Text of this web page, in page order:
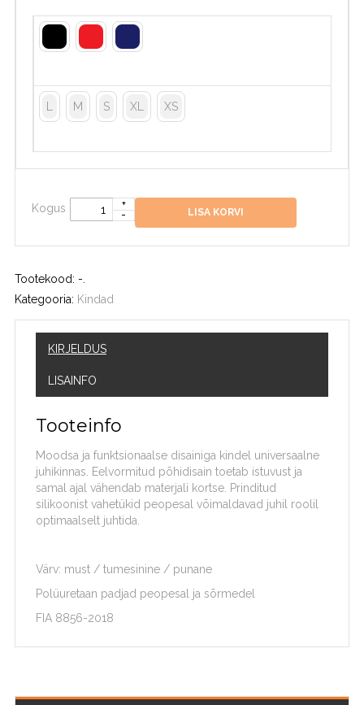
M S XL XS
Kogus LISA KORVI
Tootekood: -
Kategooria: Kindad
KIRJELDUS
LISAINFO
Tooteinfo
Moodsa ja funktsionaalse disainiga kindel universaalne
juhikinnas. Eelvormitud põhidisain toetab istuvust ja
samal ajal vähendab materjali kortse. Prinditud
silikoonist vahetükid peopesal võimaldavad juhil roolil
optimaalselt juhtida.
Värv: must / tumesinine / punane
Polüuretaan padjad peopesal ja sõrmedel
FIA 8856-2018